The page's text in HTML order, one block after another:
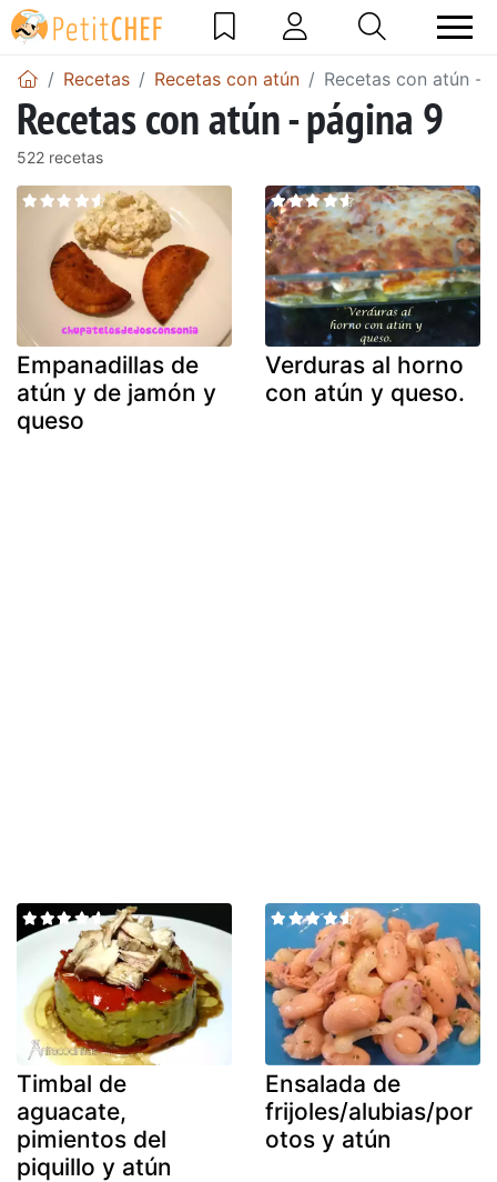
Recetas Recetas con atún Recetas con atún -
Recetas con atún - página 9
522 recetas
Empanadillas de
atún y de jamón y
queso
Verduras al horno
con atún y queso.
Timbal de
aguacate,
pimientos del
piquillo y atún
Ensalada de
frijoles/alubias/por
otos y atún